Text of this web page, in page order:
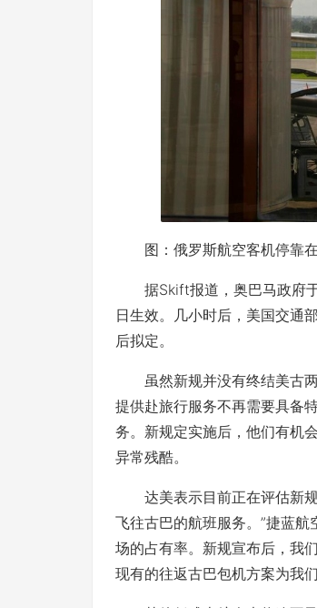
图：俄罗斯航空客机停靠在
据Skift报道，奥巴马政府于
日生效。几小时后，美国交通
后拟定。
虽然新规并没有终结美古两
提供赴旅行服务不再需要具备
务。新规定实施后，他们有机
异常残酷。
达美表示目前正在评估新规
飞往古巴的航班服务。”捷蓝
场的占有率。新规宣布后，我
现有的往返古巴包机方案为我